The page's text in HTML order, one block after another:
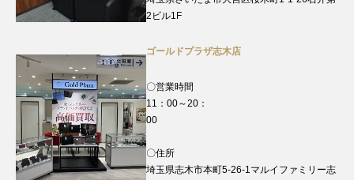
2ビル1F
ゴールドプラザ志木店
〇営業時間
11：00～20：
00
〇住所
埼玉県志木市本町5-26-1マルイファミリー志